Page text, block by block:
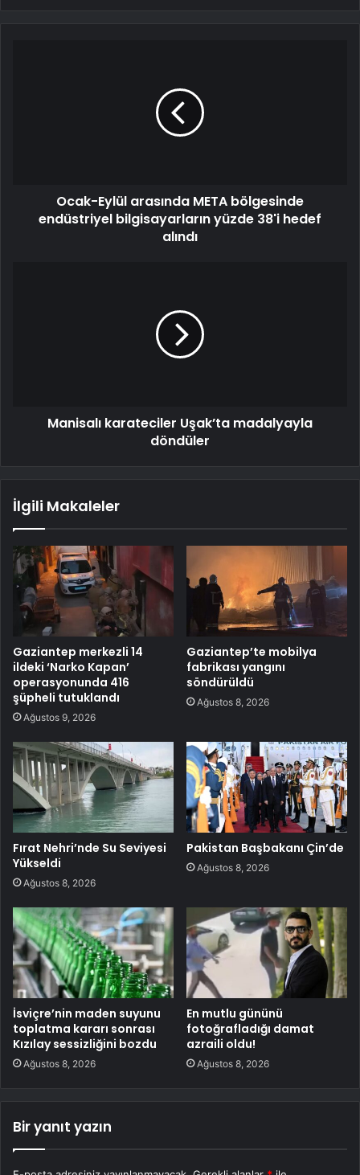
Ocak-Eylül arasında META bölgesinde
endüstriyel bilgisayarların yüzde 38'i hedef
alındı
Manisalı karateciler Uşak’ta madalyayla
döndüler
İlgili Makaleler
Gaziantep merkezli 14
ildeki ‘Narko Kapan’
operasyonunda 416
şüpheli tutuklandı
Ağustos 9, 2026
Gaziantep’te mobilya
fabrikası yangını
söndürüldü
Ağustos 8, 2026
Fırat Nehri’nde Su Seviyesi
Yükseldi
Ağustos 8, 2026
Pakistan Başbakanı Çin’de
Ağustos 8, 2026
İsviçre’nin maden suyunu
toplatma kararı sonrası
Kızılay sessizliğini bozdu
Ağustos 8, 2026
En mutlu gününü
fotoğrafladığı damat
azraili oldu!
Ağustos 8, 2026
Bir yanıt yazın